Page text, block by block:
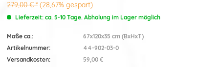
279,00 € * (28,67% gespart)
Lieferzeit: ca. 5-10 Tage. Abholung im Lager möglich
Maße ca.:
67x120x35 cm (BxHxT)
Artikelnummer:
44-902-03-0
Versandkosten:
59,00 €